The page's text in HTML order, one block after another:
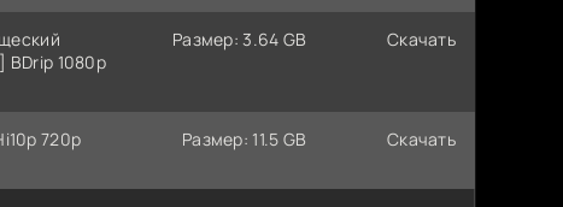
BDrip 1080p
Размер: 3.64 GB Скачать
720p
Размер: 11.5 GB Скачать